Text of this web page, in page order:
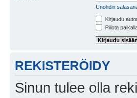
Unohdin
Kirjaudu
Piilota
REKISTERÖIDY
Sinun tulee olla